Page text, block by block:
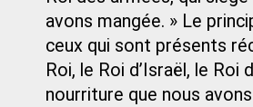
avons mangée. » Le
ceux qui sont présents
Roi, le Roi d’Israël, le
nourriture que nous